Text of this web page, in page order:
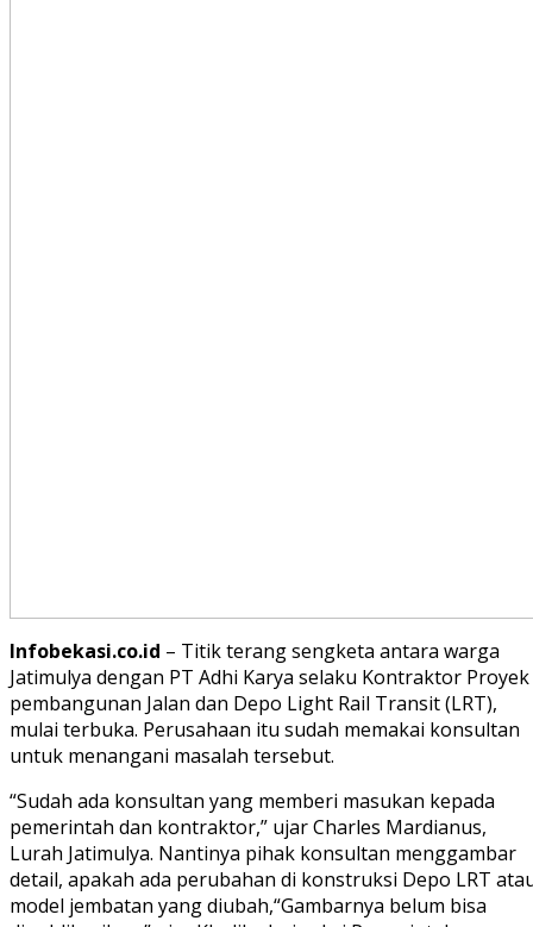
Infobekasi.co.id – Titik terang sengketa antara warga
Jatimulya dengan PT Adhi Karya selaku Kontraktor Proyek
pembangunan Jalan dan Depo Light Rail Transit (LRT),
mulai terbuka. Perusahaan itu sudah memakai konsultan
untuk menangani masalah tersebut.
“Sudah ada konsultan yang memberi masukan kepada
pemerintah dan kontraktor,” ujar Charles Mardianus,
Lurah Jatimulya. Nantinya pihak konsultan menggambar
detail, apakah ada perubahan di konstruksi Depo LRT
model jembatan yang diubah,“Gambarnya belum bisa